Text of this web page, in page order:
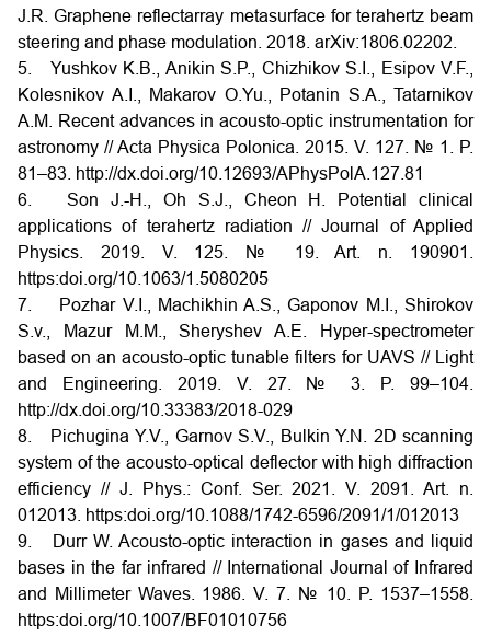
J.R. Graphene reflectarray metasurface for terahertz beam
steering and phase modulation. 2018. arXiv:1806.02202.
5. Yushkov K.B., Anikin S.P., Chizhikov S.I., Esipov V.F.,
Kolesnikov A.I., Makarov O.Yu., Potanin S.A., Tatarnikov
A.M. Recent advances in acousto-optic instrumentation for
astronomy // Acta Physica Polonica. 2015. V. 127. № 1. P.
81–83. http://dx.doi.org/10.12693/APhysPolA.127.81
6. Son J.-H., Oh S.J., Cheon H. Potential clinical
applications of terahertz radiation // Journal of Applied
Physics. 2019. V. 125. № 19. Art. n. 190901.
https:doi.org/10.1063/1.5080205
7. Pozhar V.I., Machikhin A.S., Gaponov M.I., Shirokov
S.v., Mazur M.M., Sheryshev A.E. Hyper-spectrometer
based on an acousto-optic tunable filters for UAVS // Light
and Engineering. 2019. V. 27. № 3. P. 99–104.
http://dx.doi.org/10.33383/2018-029
8. Pichugina Y.V., Garnov S.V., Bulkin Y.N. 2D scanning
system of the acousto-optical deflector with high diffraction
efficiency // J. Phys.: Conf. Ser. 2021. V. 2091. Art. n.
012013. https:doi.org/10.1088/1742-6596/2091/1/012013
9. Durr W. Acousto-optic interaction in gases and liquid
bases in the far infrared // International Journal of Infrared
and Millimeter Waves. 1986. V. 7. № 10. P. 1537–1558.
https:doi.org/10.1007/BF01010756